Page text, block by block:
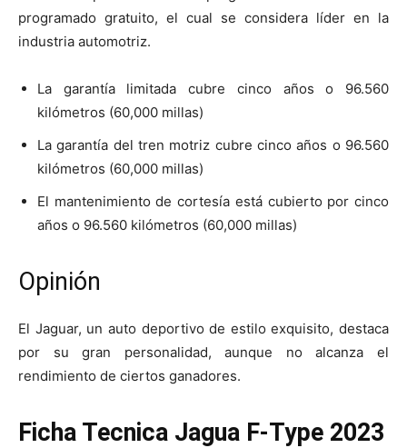
programado gratuito, el cual se considera líder en la
industria automotriz.
La garantía limitada cubre cinco años o 96.560
kilómetros (60,000 millas)
La garantía del tren motriz cubre cinco años o 96.560
kilómetros (60,000 millas)
El mantenimiento de cortesía está cubierto por cinco
años o 96.560 kilómetros (60,000 millas)
Opinión
El Jaguar, un auto deportivo de estilo exquisito, destaca
por su gran personalidad, aunque no alcanza el
rendimiento de ciertos ganadores.
Ficha Tecnica Jagua F-Type 2023